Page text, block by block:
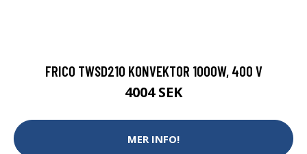
FRICO TWSD210 KONVEKTOR 1000W, 400 V
4004 SEK
MER INFO!